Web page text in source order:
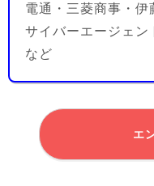
電通・三菱商事・
サイバーエージェ
など
エ